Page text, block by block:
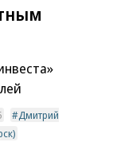
Дмитрий